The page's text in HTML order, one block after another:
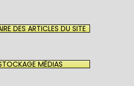
DES ARTICLES DU SITE
MÉDIAS